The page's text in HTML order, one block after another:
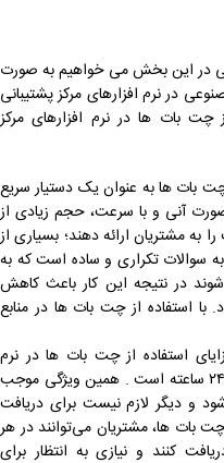
در این بخش می خواهیم به صورت
در نرم افزارهای مرکز پشتیبانی
چت بات ها در نرم افزارهای مرکز
بات ها به عنوان یک دستیار سریع
آنی و با سرعت، حجم زیادی از
به مشتریان ارائه دهند؛ بسیاری از
سوالات تکراری و ساده است که به
در نتیجه این کار باعث کاهش
استفاده از چت بات ها در منابع
استفاده از چت بات ها در نرم
افزارهای مرکز پشتیبانی پاسخ گویی سریع و ۲۴ ساعته است . همین ویژگی موجب
و دیگر لازم نیست برای دریافت
بات ‌ها، مشتریان می‌توانند در هر
کنند و نیازی به انتظار برای